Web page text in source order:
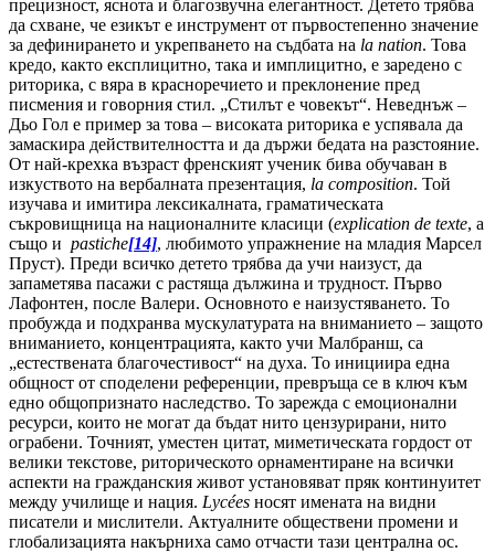
прецизност, яснота и благозвучна елегантност. Детето трябва
да схване, че езикът е инструмент от първостепенно значение
за дефинирането и укрепването на съдбата на la nation. Това
кредо, както експлицитно, така и имплицитно, е заредено с
риторика, с вяра в красноречието и преклонение пред
писмения и говорния стил. „Стилът е човекът“. Неведнъж –
Дьо Гол е пример за това – високата риторика е успявала да
замаскира действителността и да държи бедата на разстояние.
От най-крехка възраст френският ученик бива обучаван в
изкуството на вербалната презентация, la composition. Той
изучава и имитира лексикалната, граматическата
съкровищница на националните класици (explication de texte, а
също и pastiche[14], любимото упражнение на младия Марсел
Пруст). Преди всичко детето трябва да учи наизуст, да
запаметява пасажи с растяща дължина и трудност. Първо
Лафонтен, после Валери. Основното е наизустяването. То
пробужда и подхранва мускулатурата на вниманието – защото
вниманието, концентрацията, както учи Малбранш, са
„естествената благочестивост“ на духа. То инициира една
общност от споделени референции, превръща се в ключ към
едно общопризнато наследство. То зарежда с емоционални
ресурси, които не могат да бъдат нито цензурирани, нито
ограбени. Точният, уместен цитат, миметическата гордост от
велики текстове, риторическото орнаментиране на всички
аспекти на гражданския живот установяват пряк континуитет
между училище и нация. Lycées носят имената на видни
писатели и мислители. Актуалните обществени промени и
глобализацията накърниха само отчасти тази централна ос.